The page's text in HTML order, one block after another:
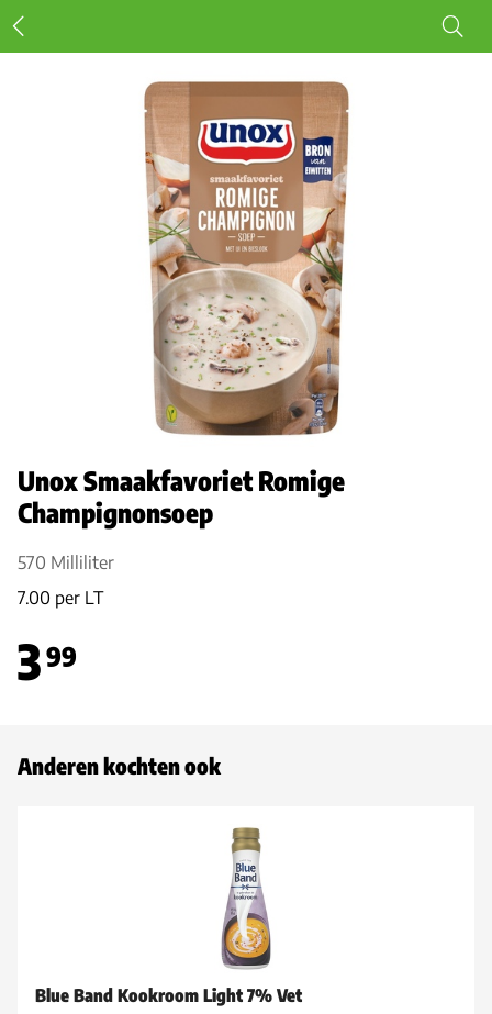
Unox Smaakfavoriet Romige
Champignonsoep
570 Milliliter
7.00 per LT
399
Anderen kochten ook
Blue Band Kookroom Light 7% Vet